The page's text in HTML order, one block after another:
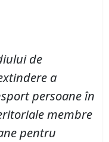
de
a
persoane în
membre
pentru